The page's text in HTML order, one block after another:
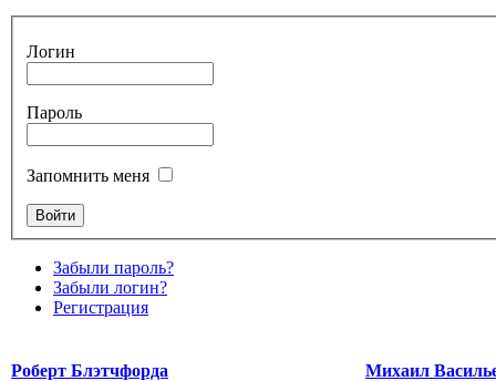
Логин
Пароль
Запомнить меня
Забыли пароль?
Забыли логин?
Регистрация
Роберт Блэтчфорда Михаил